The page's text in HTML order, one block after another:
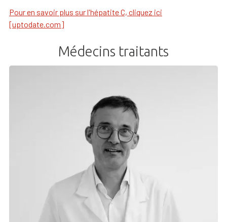
Pour en savoir plus sur l'hépatite C, cliquez ici
[uptodate.com]
Médecins traitants